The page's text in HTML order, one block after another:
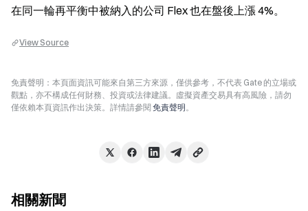
在同一輪再平衡中被納入的公司 Flex 也在盤後上漲 4%。
View Source
免責聲明：本頁面資訊可能來自第三方來源，僅供參考，不代表 Gate 的立場或
觀點，亦不構成任何財務、投資或法律建議。虛擬資產交易具有高風險，請勿
僅依賴本頁資訊作出決策。詳情請參閱 免責聲明。
相關新聞